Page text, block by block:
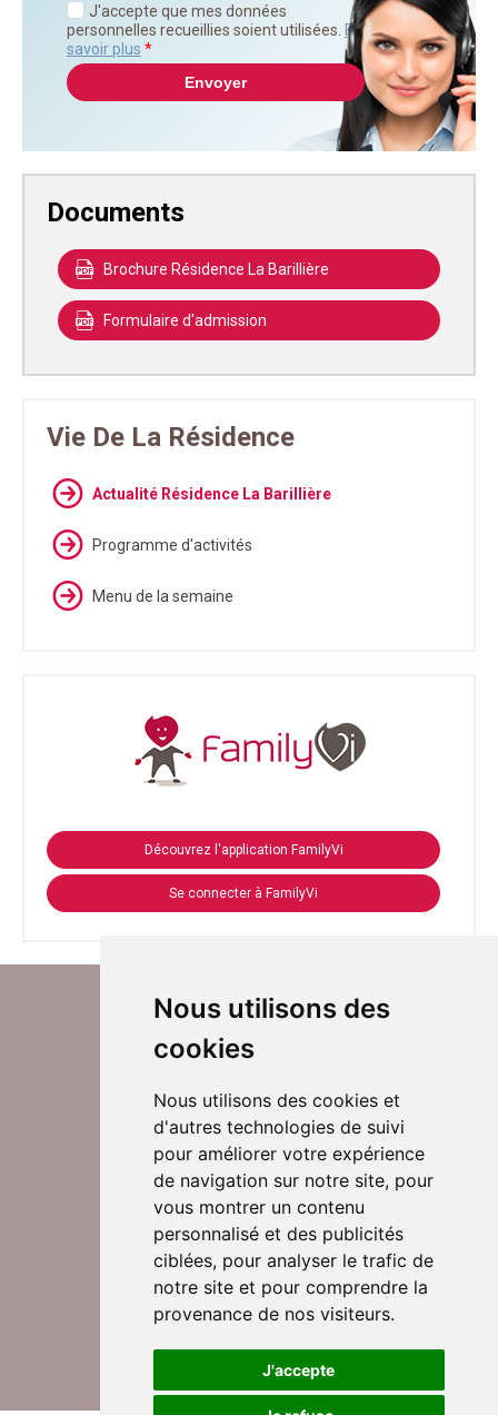
Nous utilisons des
cookies
Nous utilisons des cookies et
d'autres technologies de suivi
pour améliorer votre expérience
de navigation sur notre site, pour
vous montrer un contenu
personnalisé et des publicités
ciblées, pour analyser le trafic de
notre site et pour comprendre la
provenance de nos visiteurs.
J'accepte
J'accepte que mes données
personnelles recueillies soient utilisées. En
savoir plus *
Documents
Brochure Résidence La Barillière
Formulaire d'admission
Vie De La Résidence
Actualité Résidence La Barillière
Programme d'activités
Menu de la semaine
Découvrez l'application FamilyVi
Se connecter à FamilyVi
Suivez-nous sur Twitter
Rejoignez nos équipes
Nous contacter